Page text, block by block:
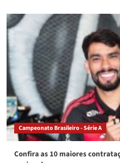
Campeonato Brasileiro - Série A
Confira as 10 maiores